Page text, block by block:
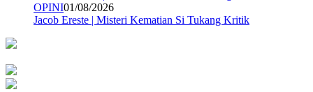
OPINI01/08/2026
Jacob Ereste | Misteri Kematian Si Tukang Kritik